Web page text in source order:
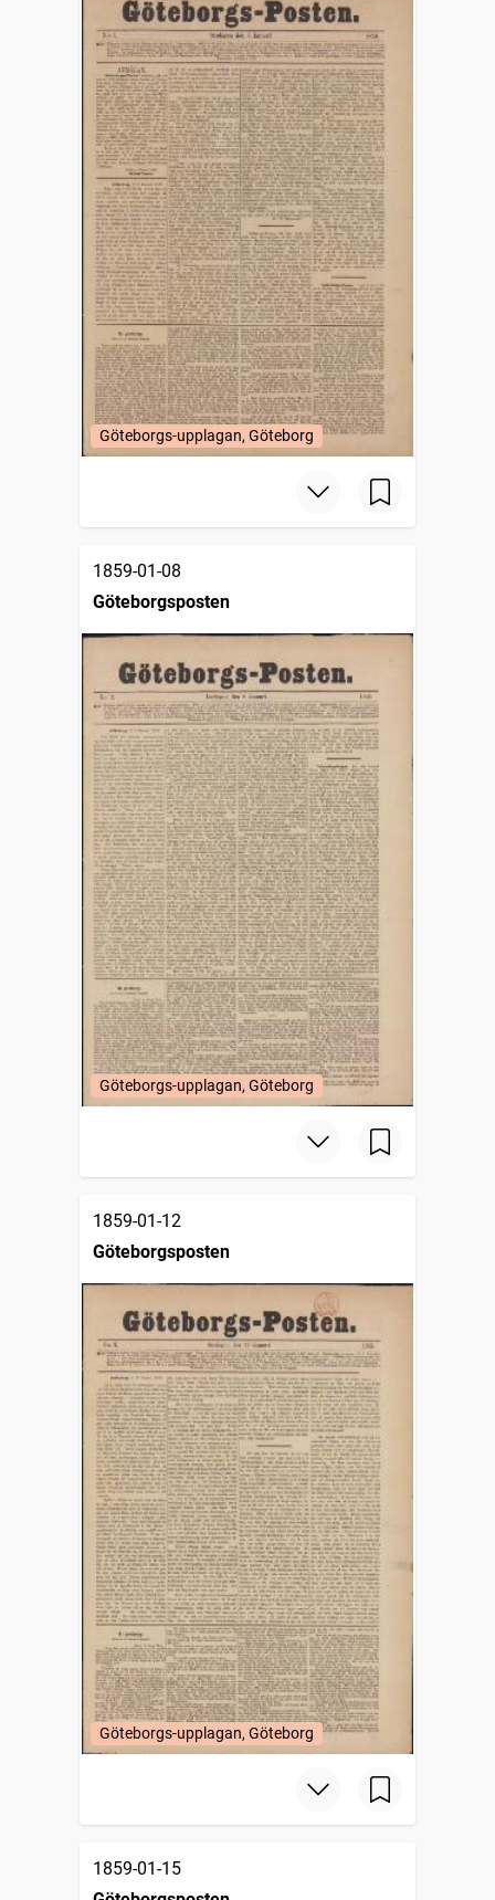
Göteborgs-upplagan, Göteborg
1859-01-08
Göteborgsposten
Göteborgs-upplagan, Göteborg
1859-01-12
Göteborgsposten
Göteborgs-upplagan, Göteborg
1859-01-15